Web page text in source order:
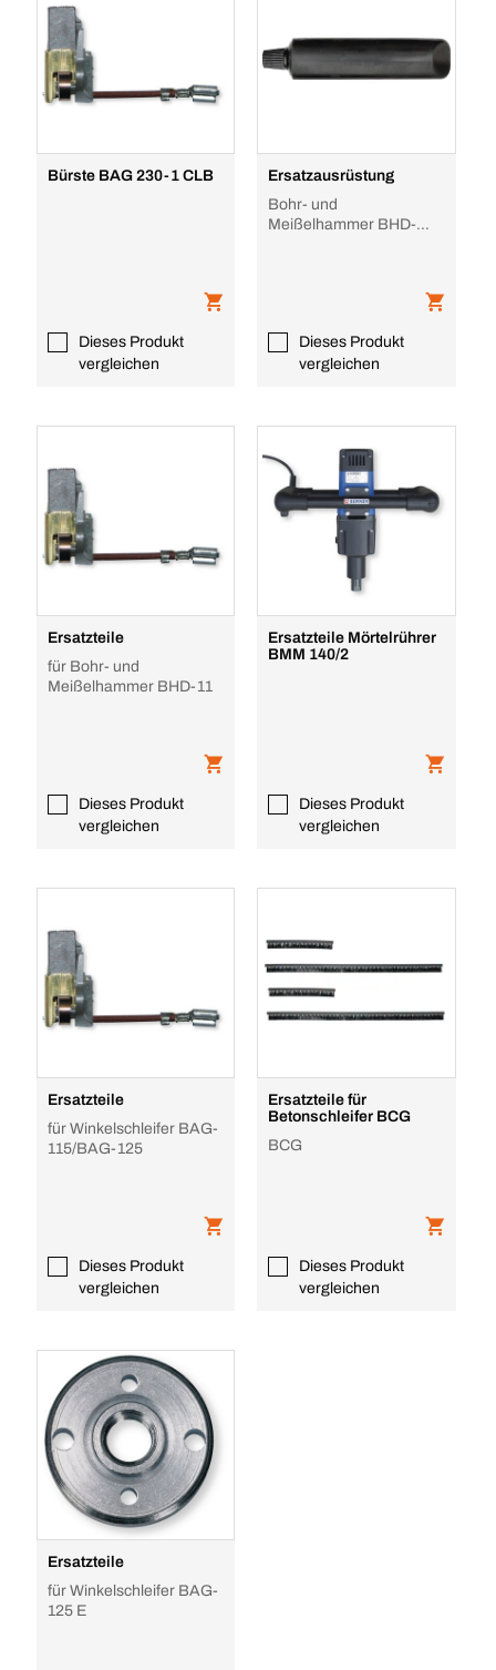
Bürste BAG 230-1 CLB
Dieses Produkt
vergleichen
Ersatzausrüstung
Bohr- und
Meißelhammer BHD-
Dieses Produkt
vergleichen
Ersatzteile
für Bohr- und
Meißelhammer BHD-11
Dieses Produkt
vergleichen
Ersatzteile Mörtelrührer
BMM 140/2
Dieses Produkt
vergleichen
Ersatzteile
für Winkelschleifer BAG-
115/BAG-125
Dieses Produkt
vergleichen
Ersatzteile für
Betonschleifer BCG
BCG
Dieses Produkt
vergleichen
Ersatzteile
für Winkelschleifer BAG-
125 E